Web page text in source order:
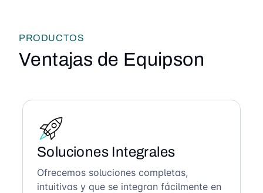
PRODUCTOS
Ventajas de Equipson
Soluciones Integrales
Ofrecemos soluciones completas,
intuitivas y que se integran fácilmente en